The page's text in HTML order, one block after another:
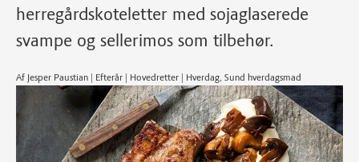
herregårdskoteletter med sojaglaserede
svampe og sellerimos som tilbehør.
Af Jesper Paustian | Efterår | Hovedretter | Hverdag, Sund hverdagsmad